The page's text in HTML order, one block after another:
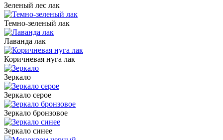
Зеленый лес лак
Темно-зеленый лак
Лаванда лак
Коричневая нуга лак
Зеркало
Зеркало серое
Зеркало бронзовое
Зеркало синее